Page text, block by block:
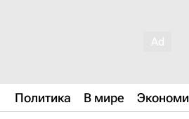
Политика В мире